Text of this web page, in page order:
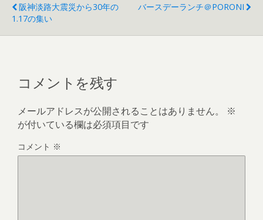
阪神淡路大震災から30年の
1.17の集い
バースデーランチ＠PORONI
コメントを残す
メールアドレスが公開されることはありません。
※
が付いている欄は必須項目です
コメント ※